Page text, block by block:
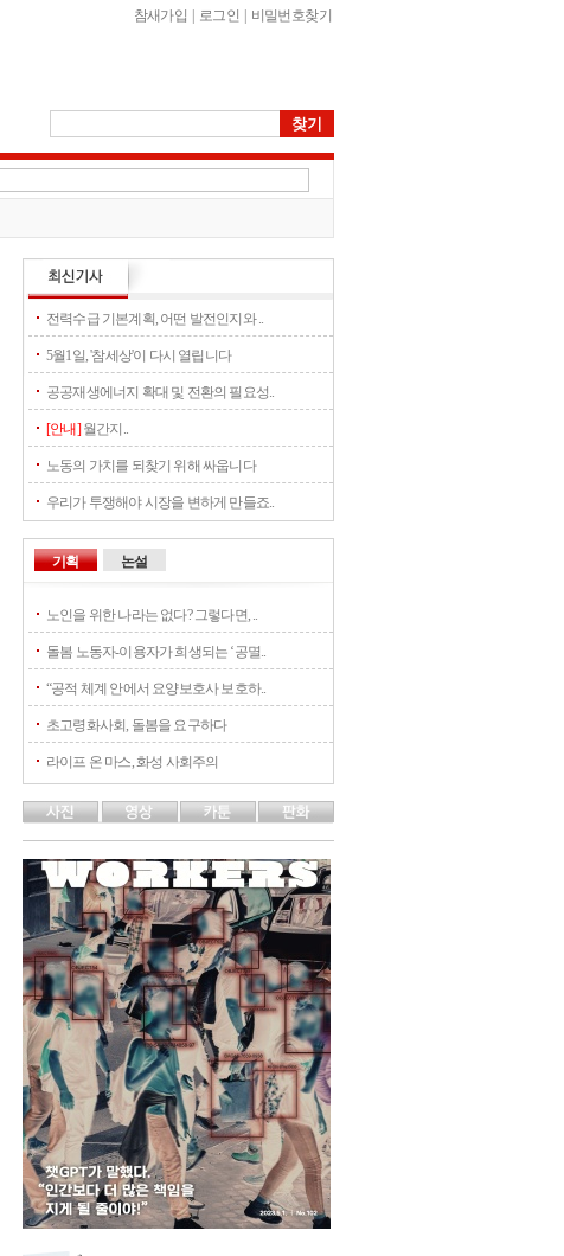
참새가입 로그인 비밀번호찾기
전력수급 기본계획, 어떤 발전인지와 ..
5월1일, '참세상'이 다시 열립니다
공공재생에너지 확대 및 전환의 필요성..
[안내]월간지..
노동의 가치를 되찾기 위해 싸웁니다
우리가 투쟁해야 시장을 변하게 만들죠..
기획
노인을 위한 나라는 없다? 그렇다면, ..
돌봄 노동자-이용자가 희생되는 ‘공멸..
“공적 체계 안에서 요양보호사 보호하..
초고령화사회, 돌봄을 요구하다
라이프 온 마스, 화성 사회주의
논설